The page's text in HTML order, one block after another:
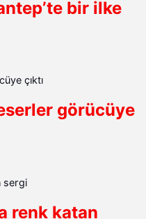
bir ilke
görücüye
renk katan